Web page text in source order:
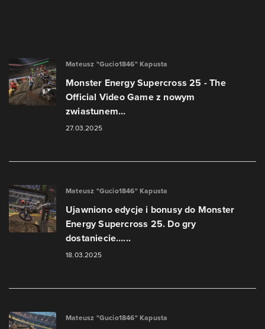
Mateusz "Gucio1846" Kapusta
Monster Energy Supercross 25 - The
Official Video Game z nowym
zwiastunem...
27.03.2025
Mateusz "Gucio1846" Kapusta
Ujawniono edycje i bonusy do Monster
Energy Supercross 25. Do gry
dostaniecie…...
18.03.2025
Mateusz "Gucio1846" Kapusta